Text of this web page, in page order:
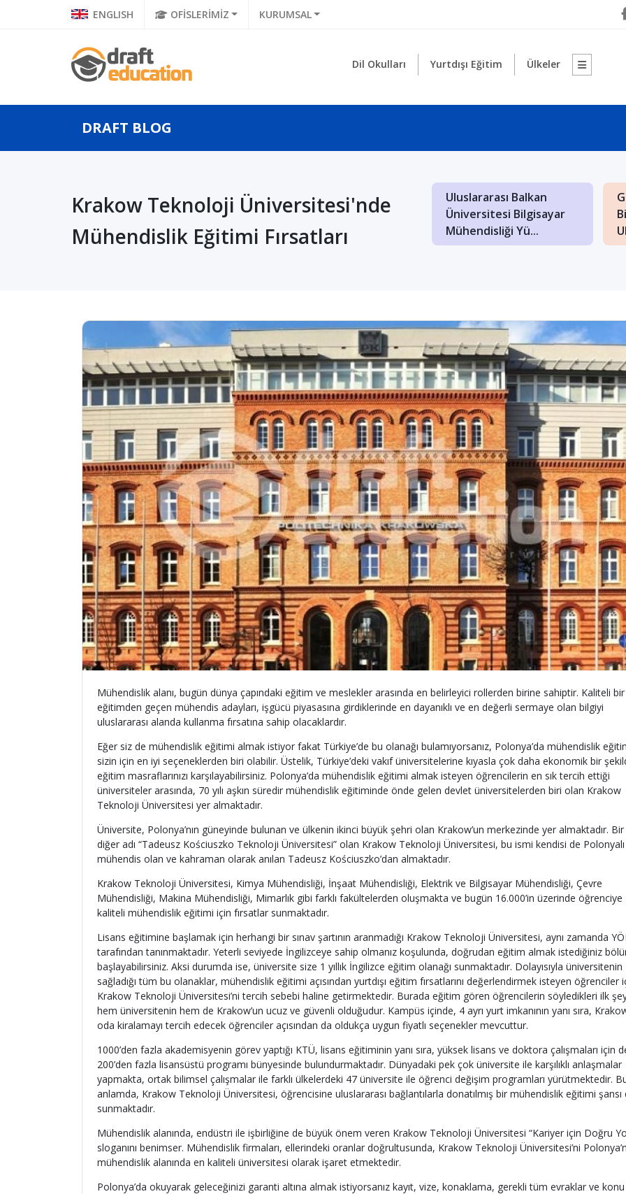
ENGLISH OFİSLERİMİZ KURUMSAL
Dil Okulları Yurtdışı Eğitim Ülkeler
DRAFT BLOG
Krakow Teknoloji Üniversitesi'nde
Mühendislik Eğitimi Fırsatları
Geleceğin Bilgisayar
Bilimleri Mühendisleri,
Uluslararası ...
Uluslararası Saraybosna
Üniversitesi İngilizce
Genetik ve B...
Makedonya Uluslararası
Balkan Üniversitesi'nde
Türkçe Öğretm...
Mühendislik alanı, bugün dünya çapındaki eğitim ve meslekler arasında en belirleyici rollerden birine sahiptir. Kaliteli bir
eğitimden geçen mühendis adayları, işgücü piyasasına girdiklerinde en dayanıklı ve en değerli sermaye olan bilgiyi
uluslararası alanda kullanma fırsatına sahip olacaklardır.
Eğer siz de mühendislik eğitimi almak istiyor fakat Türkiye’de bu olanağı bulamıyorsanız, Polonya’da mühendislik
sizin için en iyi seçeneklerden biri olabilir. Üstelik, Türkiye’deki vakıf üniversitelerine kıyasla çok daha ekonomik bir
eğitim masraflarınızı karşılayabilirsiniz. Polonya’da mühendislik eğitimi almak isteyen öğrencilerin en sık tercih ettiği
üniversiteler arasında, 70 yılı aşkın süredir mühendislik eğitiminde önde gelen devlet üniversitelerden biri olan Krakow
Teknoloji Üniversitesi yer almaktadır.
Üniversite, Polonya’nın güneyinde bulunan ve ülkenin ikinci büyük şehri olan Krakow’un merkezinde yer almaktadır. Bir
diğer adı “Tadeusz Kościuszko Teknoloji Üniversitesi” olan Krakow Teknoloji Üniversitesi, bu ismi kendisi de
mühendis olan ve kahraman olarak anılan Tadeusz Kościuszko’dan almaktadır.
Krakow Teknoloji Üniversitesi, Kimya Mühendisliği, İnşaat Mühendisliği, Elektrik ve Bilgisayar Mühendisliği, Çevre
Mühendisliği, Makina Mühendisliği, Mimarlık gibi farklı fakültelerden oluşmakta ve bugün 16.000’in üzerinde öğrenciye
kaliteli mühendislik eğitimi için fırsatlar sunmaktadır.
Lisans eğitimine başlamak için herhangi bir sınav şartının aranmadığı Krakow Teknoloji Üniversitesi, aynı zamanda
tarafından tanınmaktadır. Yeterli seviyede İngilizceye sahip olmanız koşulunda, doğrudan eğitim almak istediğiniz
başlayabilirsiniz. Aksi durumda ise, üniversite size 1 yıllık İngilizce eğitim olanağı sunmaktadır. Dolayısıyla üniversitenin
sağladığı tüm bu olanaklar, mühendislik eğitimi açısından yurtdışı eğitim fırsatlarını değerlendirmek isteyen öğrenciler
Krakow Teknoloji Üniversitesi’ni tercih sebebi haline getirmektedir. Burada eğitim gören öğrencilerin söyledikleri ilk
hem üniversitenin hem de Krakow’un ucuz ve güvenli olduğudur. Kampüs içinde, 4 ayrı yurt imkanının yanı sıra,
oda kiralamayı tercih edecek öğrenciler açısından da oldukça uygun fiyatlı seçenekler mevcuttur.
1000’den fazla akademisyenin görev yaptığı KTÜ, lisans eğitiminin yanı sıra, yüksek lisans ve doktora çalışmaları için
200’den fazla lisansüstü programı bünyesinde bulundurmaktadır. Dünyadaki pek çok üniversite ile karşılıklı anlaşmalar
yapmakta, ortak bilimsel çalışmalar ile farklı ülkelerdeki 47 üniversite ile öğrenci değişim programları yürütmektedir.
anlamda, Krakow Teknoloji Üniversitesi, öğrencisine uluslararası bağlantılarla donatılmış bir mühendislik eğitimi şansı
sunmaktadır.
Mühendislik alanında, endüstri ile işbirliğine de büyük önem veren Krakow Teknoloji Üniversitesi “Kariyer için Doğru
sloganını benimser. Mühendislik firmaları, ellerindeki oranlar doğrultusunda, Krakow Teknoloji Üniversitesi’ni
mühendislik alanında en kaliteli üniversitesi olarak işaret etmektedir.
Polonya’da okuyarak geleceğinizi garanti altına almak istiyorsanız kayıt, vize, konaklama, gerekli tüm evraklar ve